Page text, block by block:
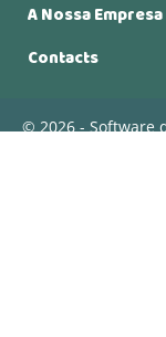
A Nossa Empresa
Contacts
© 2026 - Software